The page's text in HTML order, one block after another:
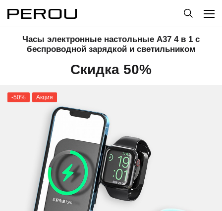
Часы электронные настольные A37 4 в 1 с
беспроводной зарядкой и светильником
Скидка 50%
-50% Акция